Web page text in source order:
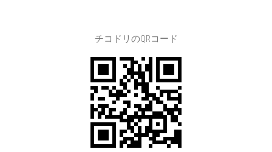
チコドリのQRコード